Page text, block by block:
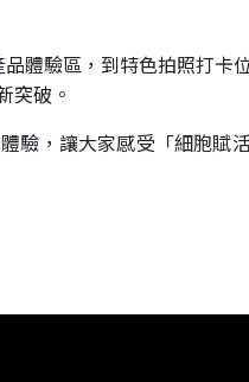
體驗區，到特色拍照打卡
突破。
驗，讓大家感受「細胞賦